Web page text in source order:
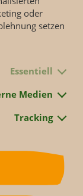
häufig
Die
dringt
oder
die Förderung
die
der
an die
oder
setzen
Essentiell
Medien
Tracking